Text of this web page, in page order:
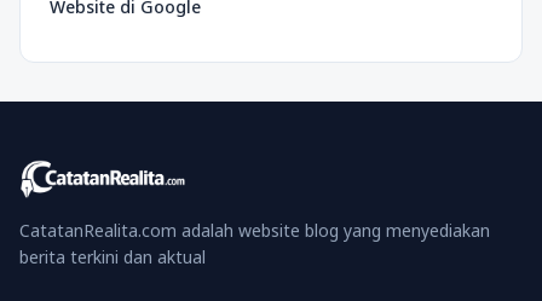
Website di Google
CatatanRealita.com adalah website blog yang menyediakan
berita terkini dan aktual